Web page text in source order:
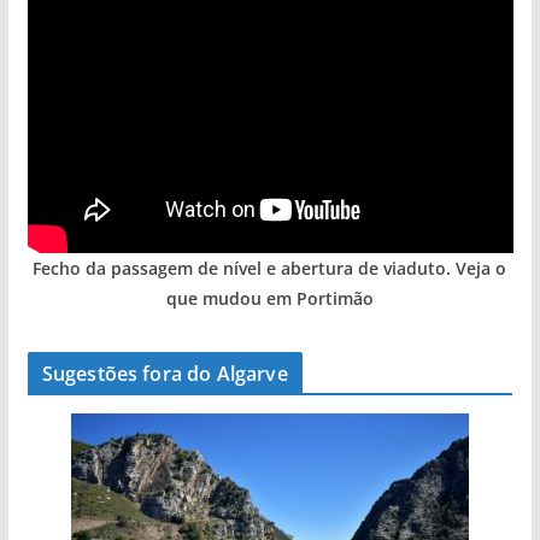
Fecho da passagem de nível e abertura de viaduto. Veja o
que mudou em Portimão
Sugestões fora do Algarve